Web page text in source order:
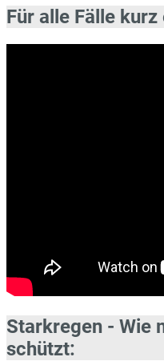
Für alle Fälle
Starkregen - Wie
schützt: